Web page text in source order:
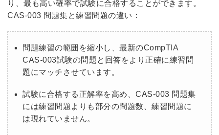
り、最も高い確率で試験に合格することができます。
CAS-003 問題集と練習問題の違い：
問題練習の範囲を縮小し、最新のCompTIA
CAS-003試験の問題と回答をより正確に練習問
題にマッチさせています。
試験に合格する正解率を高め、CAS-003 問題集
には練習問題よりも部分の問題数、練習問題に
は現れていません。